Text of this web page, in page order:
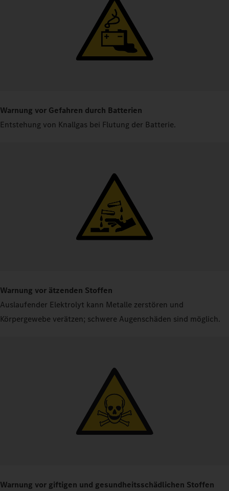
Warnung vor Gefahren durch Batterien
Entstehung von Knallgas bei Flutung der Batterie.
Warnung vor ätzenden Stoffen
Auslaufender Elektrolyt kann Metalle zerstören und
Körpergewebe verätzen; schwere Augenschäden sind möglich.
Warnung vor giftigen und gesundheitsschädlichen Stoffen